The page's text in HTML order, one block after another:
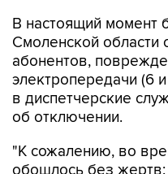
В настоящий момент
Смоленской области
абонентов,
электропередачи (6
в диспетчерские
об отключении.
"К сожалению, во
обошлось без